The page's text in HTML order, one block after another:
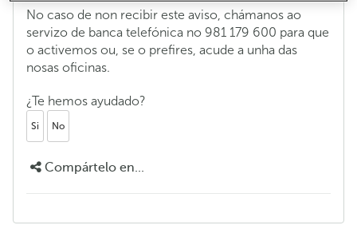
No caso de non recibir este aviso, chámanos ao
servizo de banca telefónica no 981 179 600 para que
o activemos ou, se o prefires, acude a unha das
nosas oficinas.
¿Te hemos ayudado?
Si No
Compártelo en...